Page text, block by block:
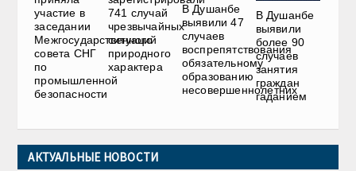
участие в
заседании
Межгосударственного
совета СНГ
по
промышленной
безопасности
741 случай
чрезвычайных
ситуаций
природного
характера
В Душанбе
выявили 47
случаев
воспрепятствования
обязательному
образованию
несовершеннолетних
В Душанбе
выявили
более 90
случаев
занятия
граждан
гаданием
АКТУАЛЬНЫЕ НОВОСТИ